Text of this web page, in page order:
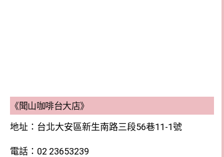
《聞山咖啡台大店》
地址：台北大安區新生南路三段56巷11-1號
電話：02 23653239